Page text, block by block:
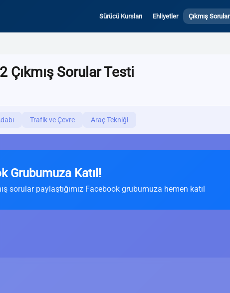
Sürücü Kursları Ehliyetler Çıkmış Sorular
Çıkmış Sorular Testi
Trafik ve Çevre Araç Tekniği
Grubumuza Katıl!
sorular paylaştığımız Facebook grubumuza hemen katıl